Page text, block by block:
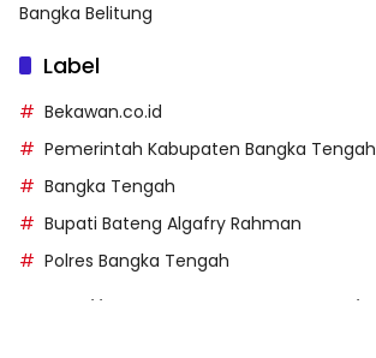
Bangka Belitung
Label
Bekawan.co.id
Pemerintah Kabupaten Bangka Tengah
Bangka Tengah
Bupati Bateng Algafry Rahman
Polres Bangka Tengah